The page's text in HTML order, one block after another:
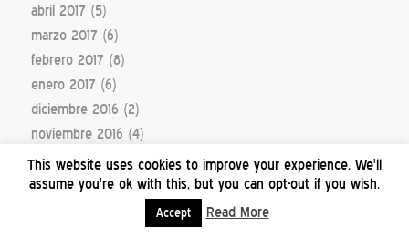
abril 2017 (5)
marzo 2017 (6)
febrero 2017 (8)
enero 2017 (6)
diciembre 2016 (2)
noviembre 2016 (4)
mayo 2016(1)
marzo 2016(1)
This website uses cookies to improve your experience. We'll
assume you're ok with this, but you can opt-out if you wish.
Accept Read More